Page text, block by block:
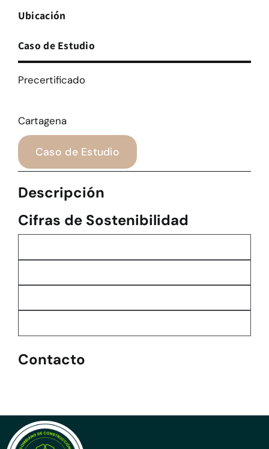
Ubicación
Caso de Estudio
Precertificado
Cartagena
Caso de Estudio
Descripción
Cifras de Sostenibilidad
Contacto